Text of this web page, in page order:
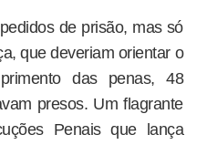
de prisão, mas só
que deveriam orientar o
das penas, 48
presos. Um flagrante
Penais que lança